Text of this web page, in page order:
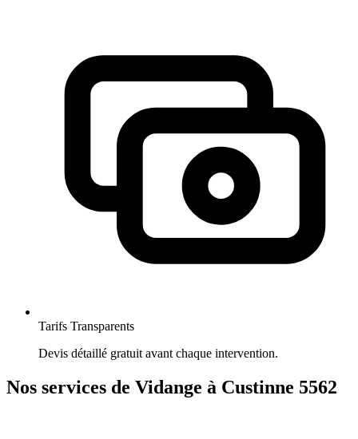
Tarifs Transparents
Devis détaillé gratuit avant chaque intervention.
Nos services de Vidange à Custinne 5562